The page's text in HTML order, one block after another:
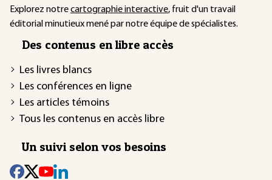
Explorez notrecartographie interactive, fruit d'un travail
éditorial minutieux mené par notre équipe de spécialistes.
Des contenus en libre accès
Les livres blancs
Les conférences en ligne
Les articles témoins
Tous les contenus en accès libre
Un suivi selon vos besoins